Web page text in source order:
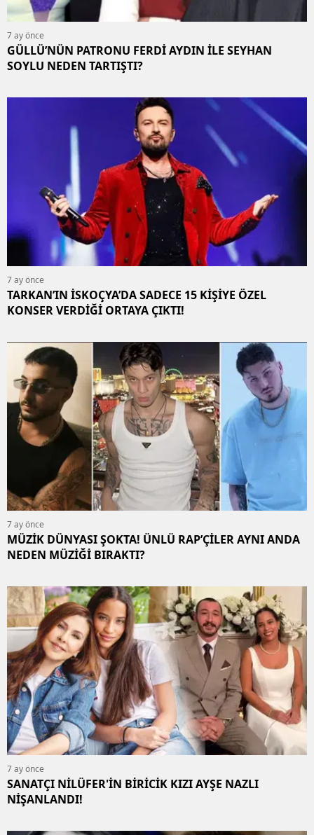
7 ay önce
GÜLLÜ’NÜN PATRONU FERDİ AYDIN İLE SEYHAN
SOYLU NEDEN TARTIŞTI?
7 ay önce
TARKAN’IN İSKOÇYA’DA SADECE 15 KİŞİYE ÖZEL
KONSER VERDİĞİ ORTAYA ÇIKTI!
7 ay önce
MÜZİK DÜNYASI ŞOKTA! ÜNLÜ RAP’ÇİLER AYNI ANDA
NEDEN MÜZİĞİ BIRAKTI?
7 ay önce
SANATÇI NİLÜFER'İN BİRİCİK KIZI AYŞE NAZLI
NİŞANLANDI!